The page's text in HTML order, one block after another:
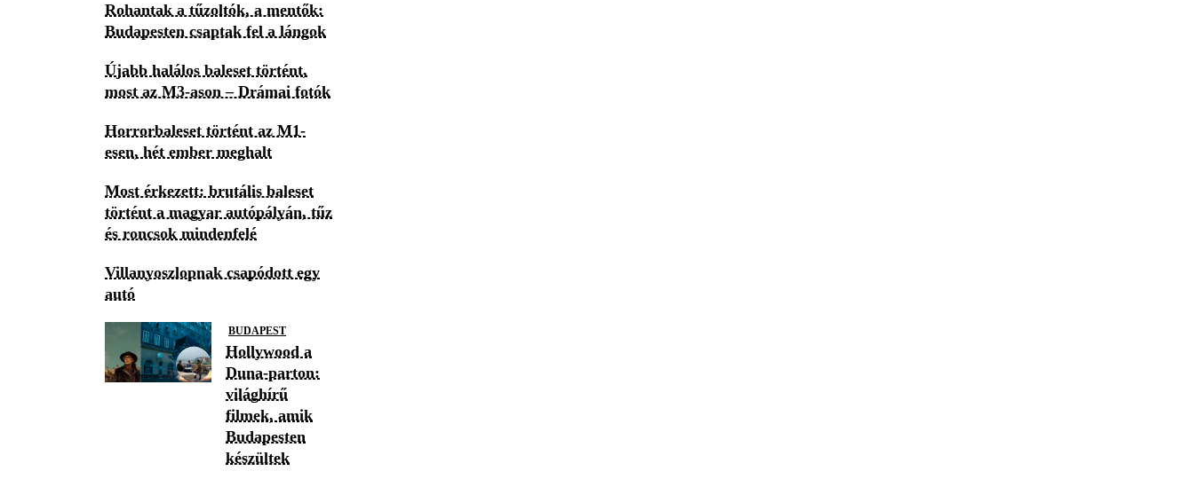
Rohantak a tűzoltók, a mentők:
Budapesten csaptak fel a lángok
Újabb halálos baleset történt,
most az M3-ason – Drámai fotók
Horrorbaleset történt az M1-
esen, hét ember meghalt
Most érkezett: brutális baleset
történt a magyar autópályán, tűz
és roncsok mindenfelé
Villanyoszlopnak csapódott egy
autó
BUDAPEST
Hollywood a
Duna-parton:
világhírű
filmek, amik
Budapesten
készültek